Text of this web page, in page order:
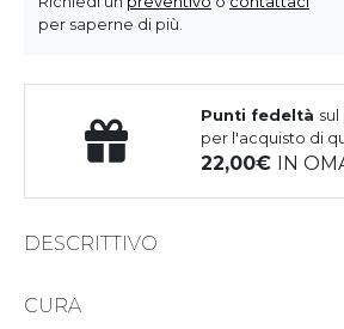
per saperne di più.
Punti fedeltà
per l'acquisto di
22,00 IN
DESCRITTIVO
CURA